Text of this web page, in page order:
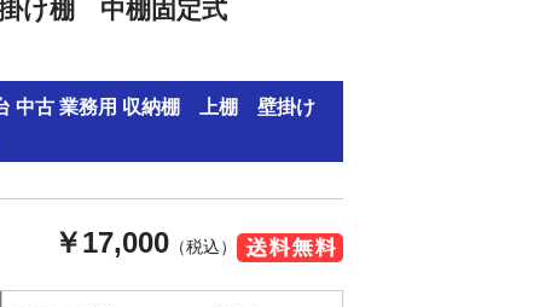
け棚 中棚固定式
中古 業務用 収納棚 上棚 壁掛け
￥17,000 （税込）